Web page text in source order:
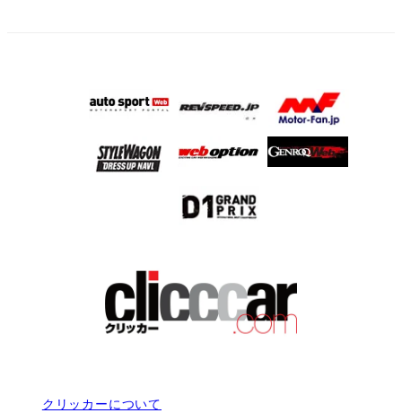
クリッカーについて